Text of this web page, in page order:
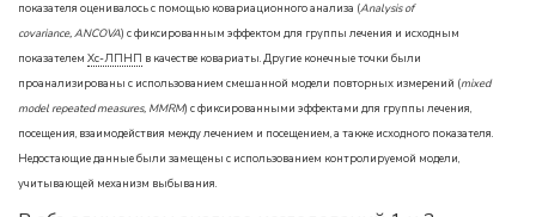
показателя оценивалось с помощью ковариационного анализа (Analysis of
covariance, ANCOVA) с фиксированным эффектом для группы лечения и исходным
показателем Хс-ЛПНП в качестве ковариаты. Другие конечные точки были
проанализированы с использованием смешанной модели повторных измерений (mixed
model repeated measures, MMRM) с фиксированными эффектами для группы лечения,
посещения, взаимодействия между лечением и посещением, а также исходного показателя.
Недостающие данные были замещены с использованием контролируемой модели,
учитывающей механизм выбывания.